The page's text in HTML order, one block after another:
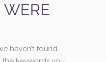
WERE
haven’t found